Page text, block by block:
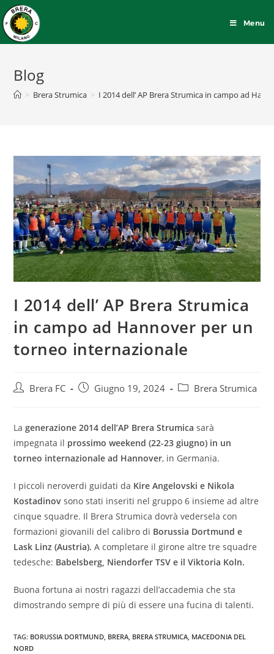
Menu
Blog
> Brera Strumica > I 2014 dell’ AP Brera Strumica in campo ad
I 2014 dell’ AP Brera Strumica
in campo ad Hannover per un
torneo internazionale
Brera FC Giugno 19, 2024 Brera Strumica
La generazione 2014 dell’AP Brera Strumica sarà
impegnata il prossimo weekend (22-23 giugno) in un
torneo internazionale ad Hannover, in Germania.
I piccoli neroverdi guidati da Kire Angelovski e Nikola
Kostadinov sono stati inseriti nel gruppo 6 insieme ad altre
cinque squadre. Il Brera Strumica dovrà vedersela con
formazioni giovanili del calibro di Borussia Dortmund e
Lask Linz (Austria). A completare il girone altre tre squadre
tedesche: Babelsberg, Niendorfer TSV e il Viktoria Koln.
Buona fortuna ai nostri ragazzi dell’accademia che sta
dimostrando sempre di più di essere una fucina di talenti.
TAG: BORUSSIA DORTMUND, BRERA, BRERA STRUMICA, MACEDONIA DEL
NORD